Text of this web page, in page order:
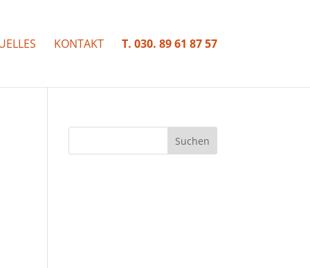
KONTAKT T. 030. 89 61 87 57